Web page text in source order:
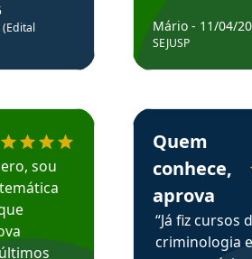
(Edital
o Aprova Concursos em depoimento
sou
Mário - 11/04/
SEJUSP
Estudante
Quem
conhece,
aprova
“Já fiz cursos
criminologia